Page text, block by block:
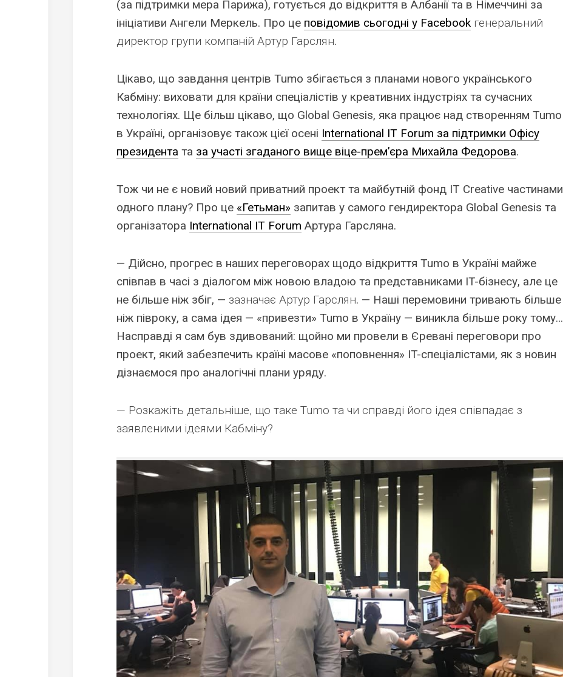
(за підтримки мера Парижа), готується до відкриття в Албанії та в Німеччині за
ініціативи Ангели Меркель. Про це повідомив сьогодні у Facebook генеральний
директор групи компаній Артур Гарслян.
Цікаво, що завдання центрів Tumo збігається з планами нового українського
Кабміну: виховати для країни спеціалістів у креативних індустріях та сучасних
технологіях. Ще більш цікаво, що Global Genesis, яка працює над створенням Tumo
в Україні, організовує також цієї осені International IT Forum за підтримки Офісу
президента та за участі згаданого вище віце-прем’єра Михайла Федорова.
Тож чи не є новий новий приватний проект та майбутній фонд IT Creative частинами
одного плану? Про це «Гетьман» запитав у самого гендиректора Global Genesis та
організатора International IT Forum Артура Гарсляна.
— Дійсно, прогрес в наших переговорах щодо відкриття Tumo в Україні майже
співпав в часі з діалогом між новою владою та представниками IT-бізнесу, але це
не більше ніж збіг, — зазначає Артур Гарслян. — Наші перемовини тривають більше
ніж півроку, а сама ідея — «привезти» Tumo в Україну — виникла більше року тому…
Насправді я сам був здивований: щойно ми провели в Єревані переговори про
проект, який забезпечить країні масове «поповнення» IT-спеціалістами, як з новин
дізнаємося про аналогічні плани уряду.
— Розкажіть детальніше, що таке Tumo та чи справді його ідея співпадає з
заявленими ідеями Кабміну?